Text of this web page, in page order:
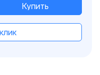
Купить